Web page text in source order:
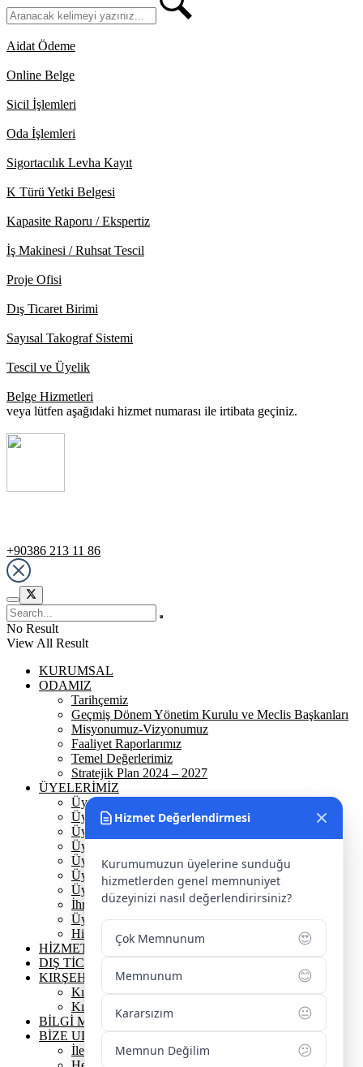
Aidat Ödeme
Online Belge
Sicil İşlemleri
Oda İşlemleri
Sigortacılık Levha Kayıt
K Türü Yetki Belgesi
Kapasite Raporu / Ekspertiz
İş Makinesi / Ruhsat Tescil
Proje Ofisi
Dış Ticaret Birimi
Sayısal Takograf Sistemi
Tescil ve Üyelik
Belge Hizmetleri
veya lütfen aşağıdaki hizmet numarası ile irtibata geçiniz.
+90386 213 11 86
Hizmet Değerlendirmesi
Kurumumuzun üyelerine sunduğu
hizmetlerden genel memnuniyet
düzeyinizi nasıl değerlendirirsiniz?
Çok Memnunum 😍
Memnunum 😊
Kararsızım 😐
Memnun Değilim 😕
No Result
View All Result
KURUMSAL
ODAMIZ
Tarihçemiz
Geçmiş Dönem Yönetim Kurulu ve Meclis Başkanları
Misyonumuz-Vizyonumuz
Faaliyet Raporlarımız
Temel Değerlerimiz
Stratejik Plan 2024 – 2027
ÜYELERİMİZ
Üyelerimiz
Üyelik
Üyelik Ön Başvuru
Üyelik Avantajlarımız
Üye Danışmanına Sor
Üye Sorumluluklarımız
Üye Bilgi Güncelleme Formu
İhracat Danışmanına Sor
Üye Başarı Hikayeleri
Hizmet Standartları Tablosu
HİZMETLERİMİZ
DIŞ TİCARET
KIRŞEHİR
Kırşehir Tarihi
Kırşehir Coğrafi İşaretler
BİLGİ MERKEZİ
BİZE ULAŞIN
İletişim Bilgilerimiz